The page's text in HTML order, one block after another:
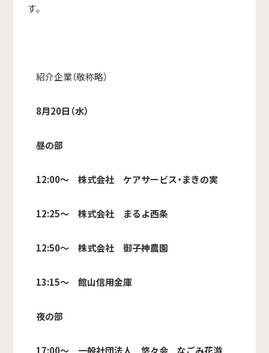
す。
紹介企業（敬称略）
8月20日（水）
昼の部
12:00～ 株式会社 ケアサービス・まきの実
12:25～ 株式会社 まるよ西条
12:50～ 株式会社 御子神農園
13:15～ 館山信用金庫
夜の部